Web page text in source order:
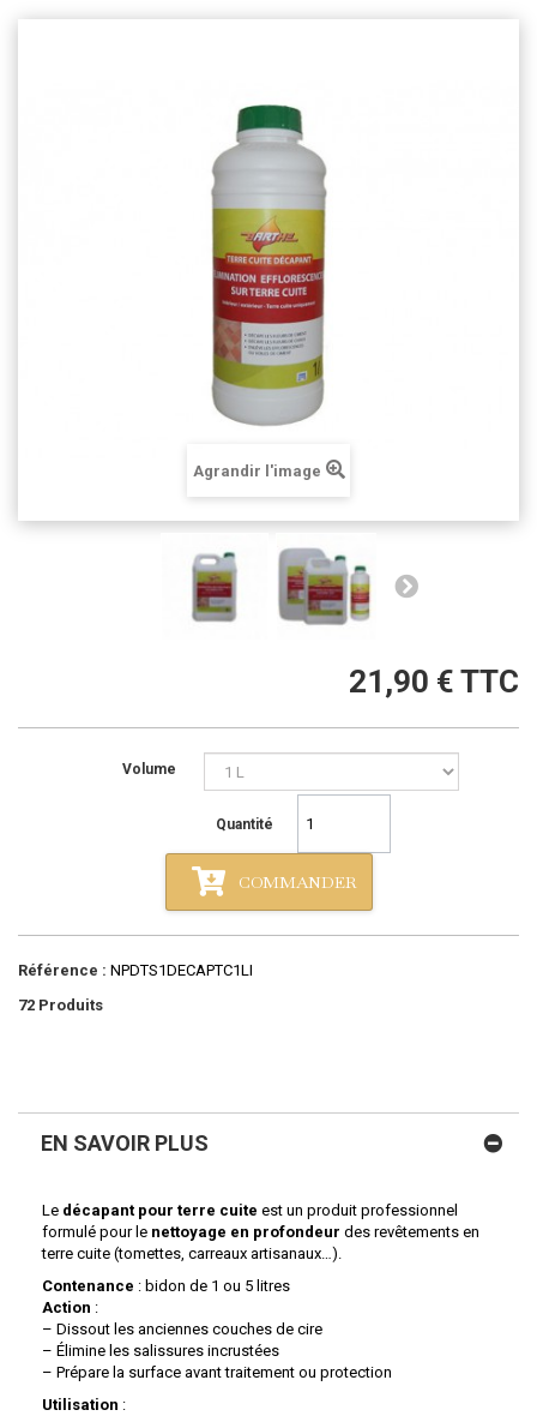
Agrandir l'image
21,90 € TTC
Volume
Quantité
COMMANDER
Référence : NPDTS1DECAPTC1LI
72 Produits
EN SAVOIR PLUS
Le décapant pour terre cuite est un produit professionnel
formulé pour le nettoyage en profondeur des revêtements en
terre cuite (tomettes, carreaux artisanaux…).
Contenance : bidon de 1 ou 5 litres
Action :
– Dissout les anciennes couches de cire
– Élimine les salissures incrustées
– Prépare la surface avant traitement ou protection
Utilisation :